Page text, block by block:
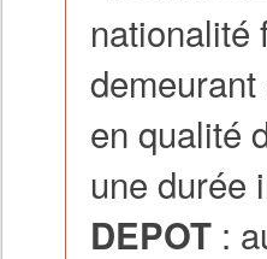
nationalité
en qualité
une durée
DEPOT :